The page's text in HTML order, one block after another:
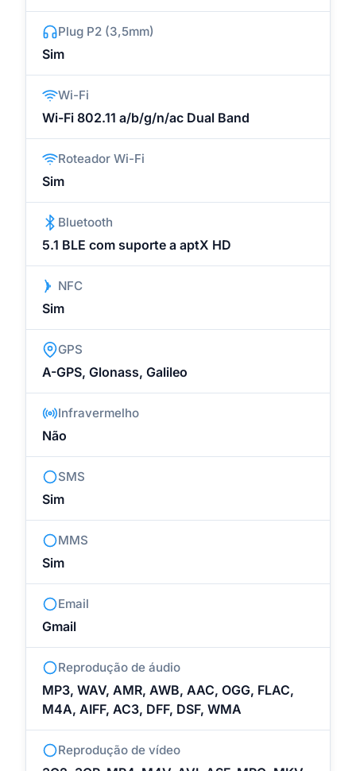
Plug P2 (3,5mm)
Sim
Wi-Fi
Wi-Fi 802.11 a/b/g/n/ac Dual Band
Roteador Wi-Fi
Sim
Bluetooth
5.1 BLE com suporte a aptX HD
NFC
Sim
GPS
A-GPS, Glonass, Galileo
Infravermelho
Não
SMS
Sim
MMS
Sim
Email
Gmail
Reprodução de áudio
MP3, WAV, AMR, AWB, AAC, OGG, FLAC,
M4A, AIFF, AC3, DFF, DSF, WMA
Reprodução de vídeo